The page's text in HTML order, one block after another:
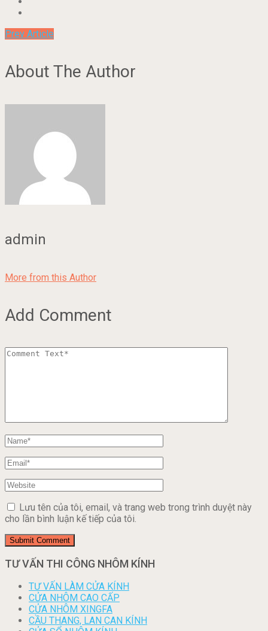
Prev Article
About The Author
admin
More from this Author
Add Comment
Lưu tên của tôi, email, và trang web trong trình duyệt này
cho lần bình luận kế tiếp của tôi.
TƯ VẤN THI CÔNG NHÔM KÍNH
TƯ VẤN LÀM CỬA KÍNH
CỬA NHÔM CAO CẤP
CỬA NHÔM XINGFA
CẦU THANG, LAN CAN KÍNH